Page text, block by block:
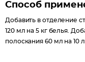
Способ
Добавить в отделение
120 мл на 5 кг белья.
полоскания 60 мл на 10